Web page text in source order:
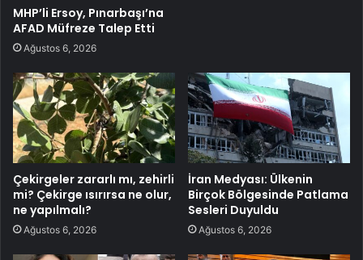
MHP’li Ersoy, Pınarbaşı’na
AFAD Müfreze Talep Etti
Ağustos 6, 2026
Çekirgeler zararlı mı, zehirli
mi? Çekirge ısırırsa ne olur,
ne yapılmalı?
Ağustos 6, 2026
İran Medyası: Ülkenin
Birçok Bölgesinde Patlama
Sesleri Duyuldu
Ağustos 6, 2026